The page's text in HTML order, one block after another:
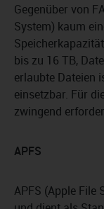
Gegenüber von
System) kaum
bis zu 16 TB,
erlaubte Dateien
einsetzbar. Für
zwingend
APFS
APFS (Apple File